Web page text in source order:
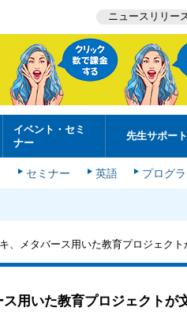
ニュースリリー
イベント・セミ
ナー
先生サポート
セミナー 英語 プログ
、メタバース用いた教育プロジェク
用いた教育プロジェクトが